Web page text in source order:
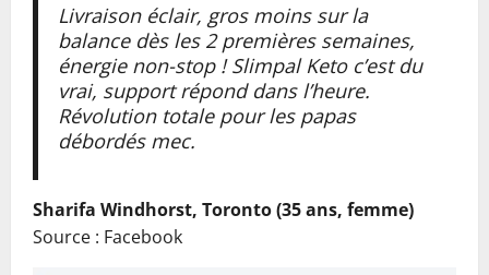
Livraison éclair, gros moins sur la
balance dès les 2 premières semaines,
énergie non-stop ! Slimpal Keto c’est du
vrai, support répond dans l’heure.
Révolution totale pour les papas
débordés mec.
Sharifa Windhorst, Toronto (35 ans, femme)
Source : Facebook